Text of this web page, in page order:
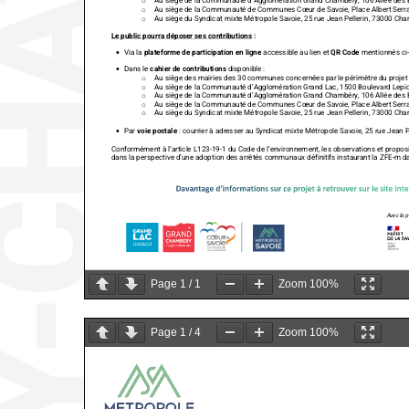
o
Au siège de la Communauté de Communes Cœur de Savoie, Place Albert
o
Au siège du Syndicat mixte Métropole Savoie, 25 rue Jean Pellerin, 73000
Le public pourra déposer ses contributions :
• Via la plateforme de participation en ligne accessible au lien et QR Code mentionnés
• Dans le cahier de contributionsdisponible :
o
Au siège des mairies des 30 communes concernées par le périmètre du projet
o
Au siège de la Communauté d’Agglomération Grand Lac, 1500 Boulevard Lepic
o
Au siège de la Communauté d’Agglomération Grand Chambéry, 106 Allée des
o
Au siège de la Communauté de Communes Cœur de Savoie, Place Albert
o
Au siège du Syndicat mixte Métropole Savoie, 25 rue Jean Pellerin, 73000
• Par voie postale: courrier à adresser au Syndicat mixte Métropole Savoie, 25 rue Jean
Conformément à l’article L123-19-1 du Code de l’environnement, les observations et
dans la perspective d’une adoption des arrêtés communaux définitifs instaurant la ZFE-m
Avec la
Davantage d’informations sur ce projet à retrouver sur le site
Page 1 / 1 Zoom 100%
Page 1 /4 Zoom 100%